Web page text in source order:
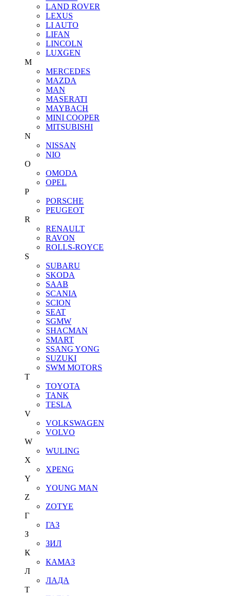
LAND ROVER
LEXUS
LI AUTO
LIFAN
LINCOLN
LUXGEN
M
MERCEDES
MAZDA
MAN
MASERATI
MAYBACH
MINI COOPER
MITSUBISHI
N
NISSAN
NIO
O
OMODA
OPEL
P
PORSCHE
PEUGEOT
R
RENAULT
RAVON
ROLLS-ROYCE
S
SUBARU
SKODA
SAAB
SCANIA
SCION
SEAT
SGMW
SHACMAN
SMART
SSANG YONG
SUZUKI
SWM MOTORS
T
TOYOTA
TANK
TESLA
V
VOLKSWAGEN
VOLVO
W
WULING
X
XPENG
Y
YOUNG MAN
Z
ZOTYE
Г
ГАЗ
З
ЗИЛ
К
КАМАЗ
Л
ЛАДА
Т